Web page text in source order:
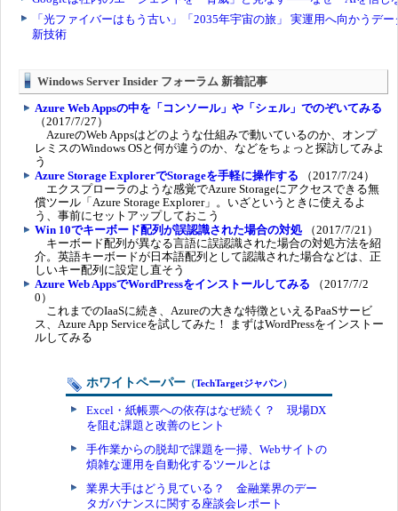
Windows Server Insider フォーラム 新着記事
Azure Web Appsの中を「コンソール」や「シェル」でのぞいてみる
（2017/7/27）
AzureのWeb Appsはどのような仕組みで動いているのか、オンプ
レミスのWindows OSと何が違うのか、などをちょっと探訪してみよ
う
Azure Storage ExplorerでStorageを手軽に操作する （2017/7/24）
エクスプローラのような感覚でAzure Storageにアクセスできる無
償ツール「Azure Storage Explorer」。いざというときに使えるよ
う、事前にセットアップしておこう
Win 10でキーボード配列が誤認識された場合の対処 （2017/7/21）
キーボード配列が異なる言語に誤認識された場合の対処方法を紹
介。英語キーボードが日本語配列として認識された場合などは、正
しいキー配列に設定し直そう
Azure Web AppsでWordPressをインストールしてみる （2017/7/2
0）
これまでのIaaSに続き、Azureの大きな特徴といえるPaaSサービ
ス、Azure App Serviceを試してみた！ まずはWordPressをインストー
ルしてみる
ホワイトペーパー （TechTargetジャパン）
Excel・紙帳票への依存はなぜ続く？ 現場DX
を阻む課題と改善のヒント
手作業からの脱却で課題を一掃、Webサイトの
煩雑な運用を自動化するツールとは
業界大手はどう見ている？ 金融業界のデー
タガバナンスに関する座談会レポート